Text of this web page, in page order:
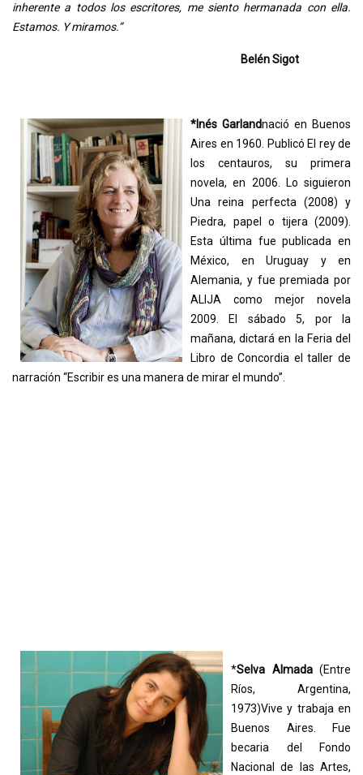
inherente a todos los escritores, me siento hermanada con ella.
Estamos. Y miramos.”
Belén Sigot
*Inés Garlandnació en Buenos
Aires en 1960. Publicó El rey de
los centauros, su primera
novela, en 2006. Lo siguieron
Una reina perfecta (2008) y
Piedra, papel o tijera (2009).
Esta última fue publicada en
México, en Uruguay y en
Alemania, y fue premiada por
ALIJA como mejor novela
2009. El sábado 5, por la
mañana, dictará en la Feria del
Libro de Concordia el taller de
narración “Escribir es una manera de mirar el mundo”.
*Selva Almada (Entre
Ríos, Argentina,
1973)Vive y trabaja en
Buenos Aires. Fue
becaria del Fondo
Nacional de las Artes,